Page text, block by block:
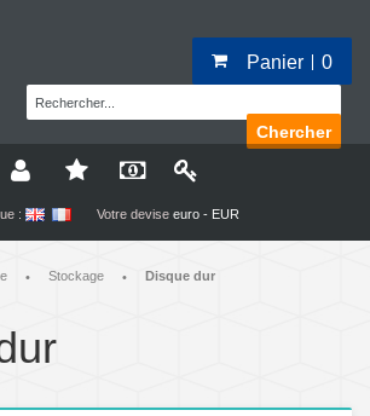
Panier 0
Chercher
: Votre devise euro - EUR
• Stockage • Disque dur